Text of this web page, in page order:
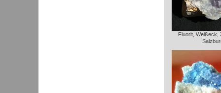
Fluorit, Weißeck,